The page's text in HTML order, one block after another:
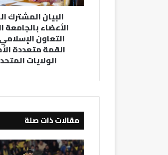
ومنظمة
الإسلامي
المشاركة
رئيس
المتحدة
الأمريكية
البيان المشترك
الأعضاء
التعاون
القمة متعددة
الولايات
مقالات ذات صلة